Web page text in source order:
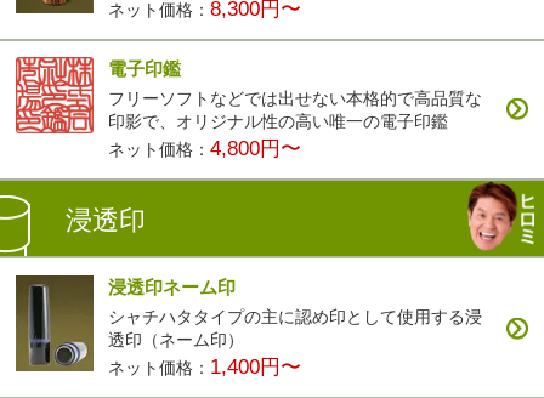
ネット価格：8,300円〜
電子印鑑
フリーソフトなどでは出せない本格的で高品質な
印影で、オリジナル性の高い唯一の電子印鑑
ネット価格：4,800円〜
浸透印
浸透印ネーム印
シャチハタタイプの主に認め印として使用する浸
透印（ネーム印）
ネット価格： 1,400円〜